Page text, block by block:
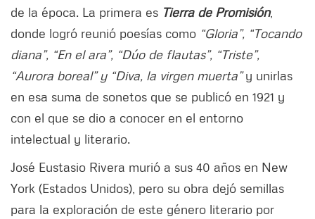
de la época. La primera es Tierra de Promisión,
donde logró reunió poesías como “Gloria”, “Tocando
diana”, “En el ara”, “Dúo de flautas”, “Triste”,
“Aurora boreal” y “Diva, la virgen muerta”y unirlas
en esa suma de sonetos que se publicó en 1921 y
con el que se dio a conocer en el entorno
intelectual y literario.
José Eustasio Rivera murió a sus 40 años en New
York (Estados Unidos), pero su obra dejó semillas
para la exploración de este género literario por